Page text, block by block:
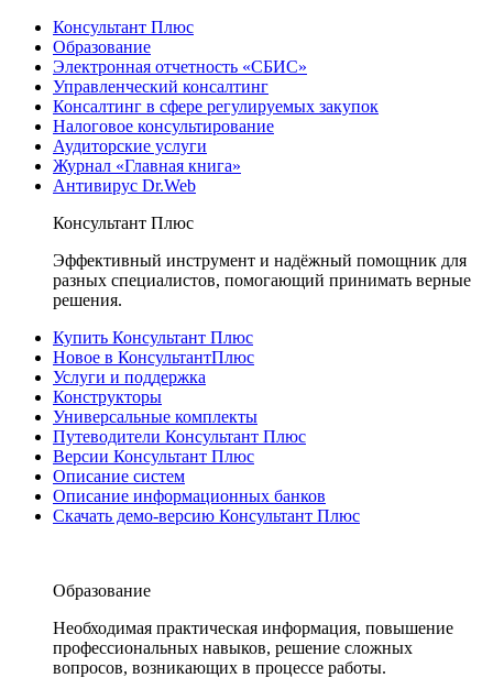
Консультант Плюс
Образование
Электронная отчетность «СБИС»
Управленческий консалтинг
Консалтинг в сфере регулируемых закупок
Налоговое консультирование
Аудиторские услуги
Журнал «Главная книга»
Антивирус Dr.Web
Консультант Плюс
Эффективный инструмент и надёжный помощник для
разных специалистов, помогающий принимать верные
решения.
Купить Консультант Плюс
Новое в КонсультантПлюс
Услуги и поддержка
Конструкторы
Универсальные комплекты
Путеводители Консультант Плюс
Версии Консультант Плюс
Описание систем
Описание информационных банков
Скачать демо-версию Консультант Плюс
Образование
Необходимая практическая информация, повышение
профессиональных навыков, решение сложных
вопросов, возникающих в процессе работы.